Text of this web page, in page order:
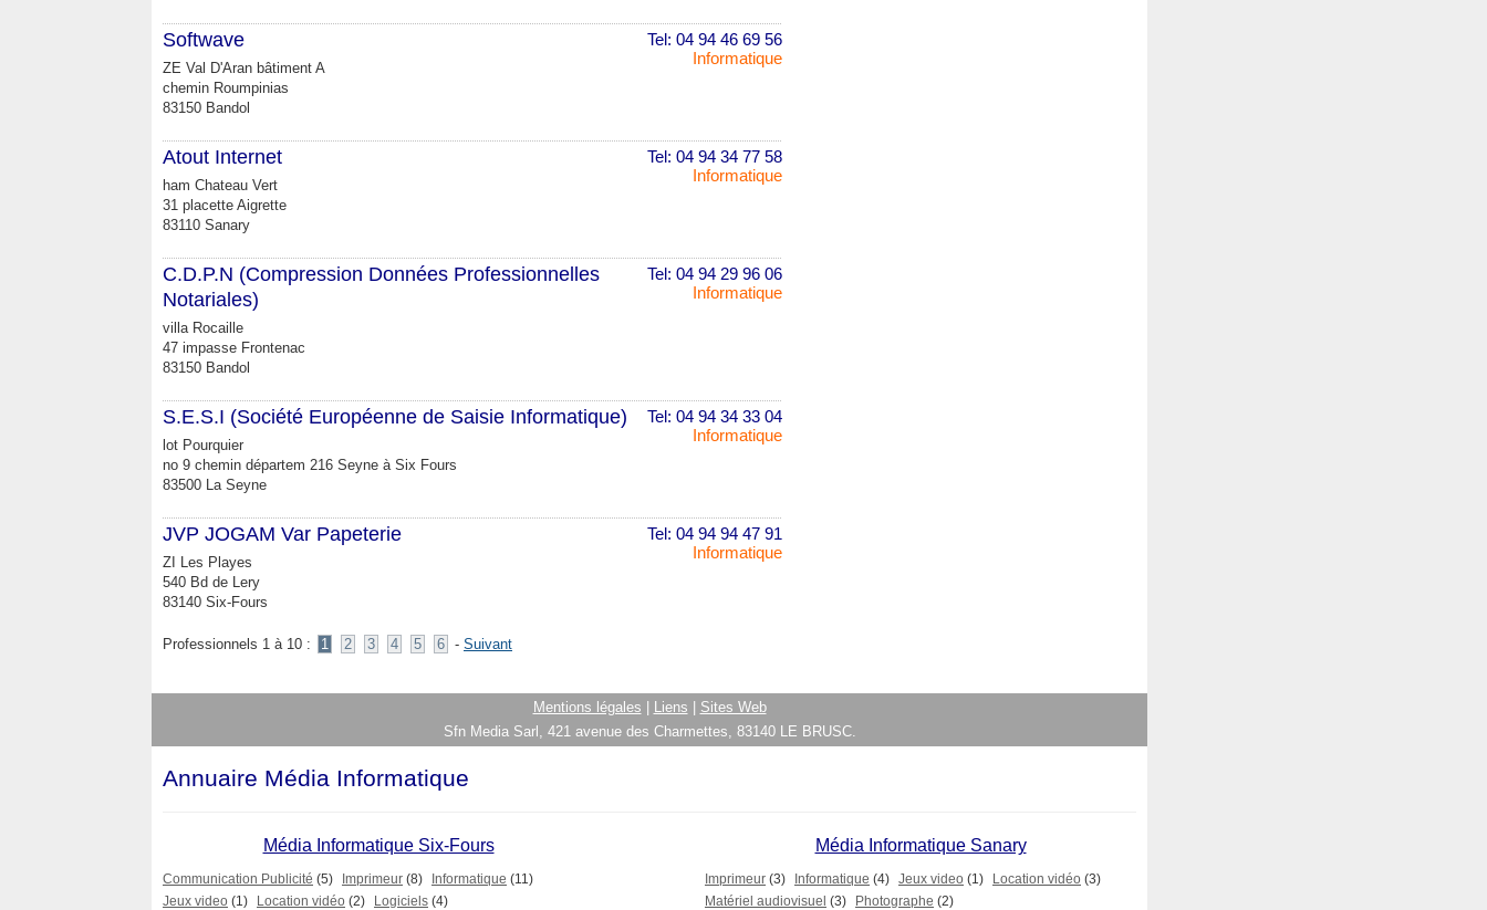
Tel: 04 94 46 69 56
Informatique
Softwave
ZE Val D'Aran bâtiment A
chemin Roumpinias
83150 Bandol
Tel: 04 94 34 77 58
Informatique
Atout Internet
ham Chateau Vert
31 placette Aigrette
83110 Sanary
Tel: 04 94 29 96 06
Informatique
C.D.P.N (Compression Données Professionnelles
Notariales)
villa Rocaille
47 impasse Frontenac
83150 Bandol
Tel: 04 94 34 33 04
Informatique
S.E.S.I (Société Européenne de Saisie Informatique)
lot Pourquier
no 9 chemin départem 216 Seyne à Six Fours
83500 La Seyne
Tel: 04 94 94 47 91
Informatique
JVP JOGAM Var Papeterie
ZI Les Playes
540 Bd de Lery
83140 Six-Fours
Professionnels 1 à 10 : 1 2 3 4 5 6 - Suivant
Mentions légales Liens
Sites Web
Sfn Media Sarl, 421 avenue des Charmettes, 83140 LE BRUSC.
Annuaire Média Informatique
Média Informatique Six-Fours
Communication Publicité (5) Imprimeur (8) Informatique (11)
Jeux video (1) Location vidéo (2) Logiciels (4)
Média Informatique Sanary
Imprimeur (3) Informatique (4) Jeux video (1) Location vidéo (3)
Matériel audiovisuel (3) Photographe (2)